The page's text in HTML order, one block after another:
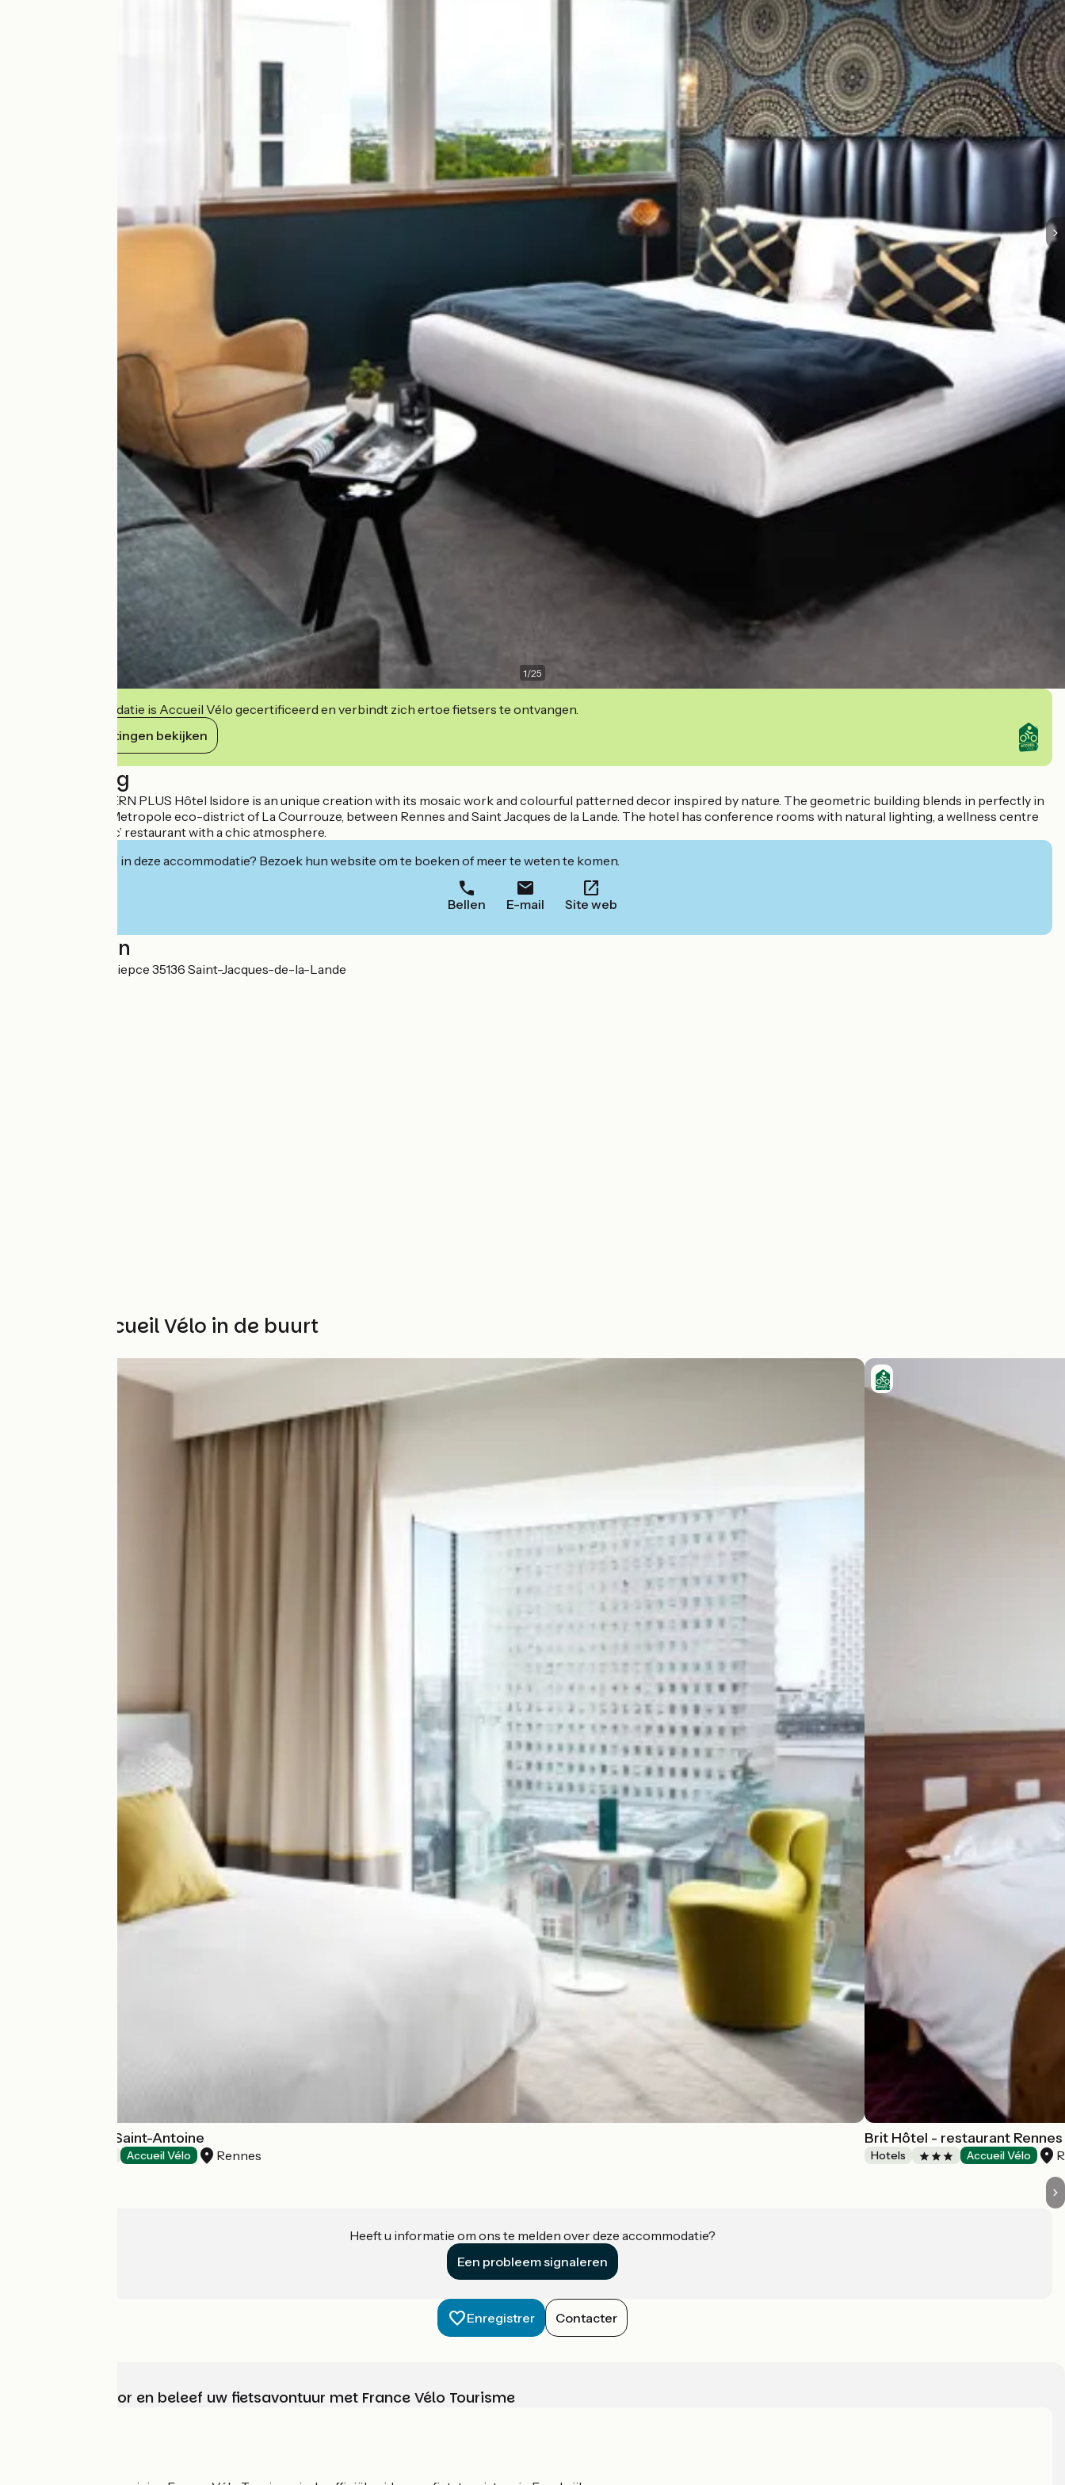
1/25
Deze accommodatie is Accueil Vélo gecertificeerd en verbindt zich ertoe fietsers te ontvangen.
Haar verplichtingen bekijken
Beschrijving
The BEST WESTERN PLUS Hôtel Isidore is an unique creation with its mosaic work and colourful patterned decor inspired by nature. The geometric building blends in perfectly in
the new Rennes Metropole eco-district of La Courrouze, between Rennes and Saint Jacques de la Lande. The hotel has conference rooms with natural lighting, a wellness centre
and a ‘bistronomic’ restaurant with a chic atmosphere.
Geïnteresseerd in deze accommodatie? Bezoek hun website om te boeken of meer te weten te komen.
Bellen E-mail Site web
Localisation
1 rue Nicéphore Niepce 35136 Saint-Jacques-de-la-Lande
Andere Accueil Vélo in de buurt
Hôtel & Spa Le Saint-Antoine
Accueil Vélo Rennes
Brit Hôtel - restaurant
Hotels Accueil Vélo
Heeft u informatie om ons te melden over deze accommodatie?
Een probleem signaleren
Enregistrer Contacter
Kies, bereid voor en beleef uw fietsavontuur met France Vélo Tourisme